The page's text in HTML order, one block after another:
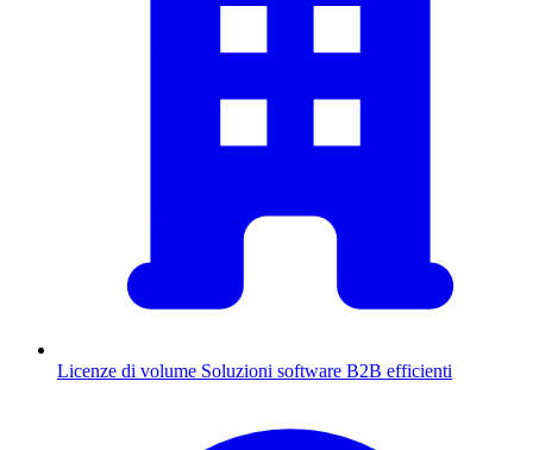
Licenze di volume Soluzioni software B2B efficienti